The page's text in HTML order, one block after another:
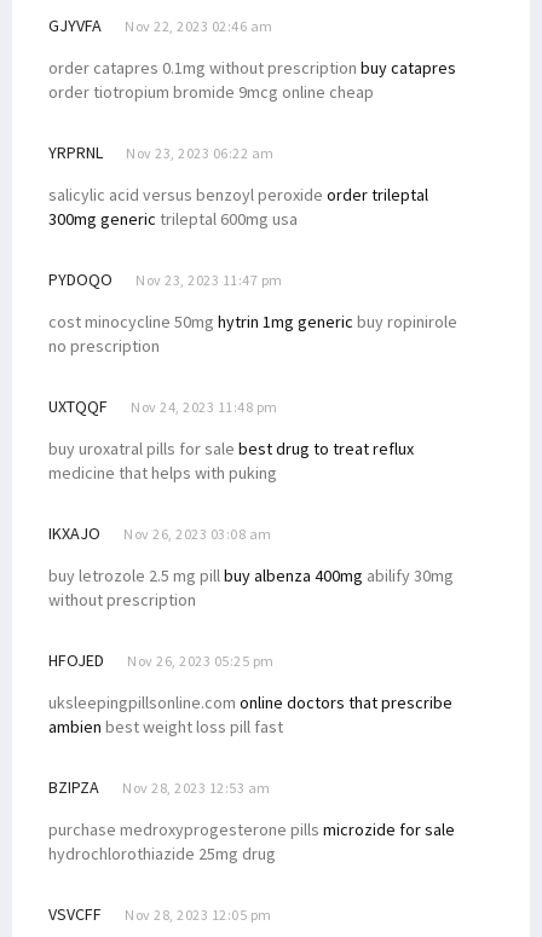
GJYVFA Nov 22, 2023 02:46 am
order catapres 0.1mg without prescription buy catapres
order tiotropium bromide 9mcg online cheap
YRPRNL Nov 23, 2023 06:22 am
salicylic acid versus benzoyl peroxide order trileptal
300mg generic trileptal 600mg usa
PYDOQO Nov 23, 2023 11:47 pm
cost minocycline 50mg hytrin 1mg generic buy ropinirole
no prescription
UXTQQF Nov 24, 2023 11:48 pm
buy uroxatral pills for sale best drug to treat reflux
medicine that helps with puking
IKXAJO Nov 26, 2023 03:08 am
buy letrozole 2.5 mg pillbuy albenza 400mg abilify 30mg
without prescription
HFOJED Nov 26, 2023 05:25 pm
uksleepingpillsonline.com online doctors that prescribe
ambien best weight loss pill fast
BZIPZA Nov 28, 2023 12:53 am
purchase medroxyprogesterone pills microzide for sale
hydrochlorothiazide 25mg drug
VSVCFF Nov 28, 2023 12:05 pm